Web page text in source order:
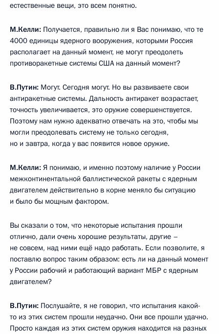
естественные вещи, это всем понятно.
М.Келли: Получается, правильно ли я Вас понимаю, что те
4000 единицы ядерного вооружения, которыми Россия
располагает на данный момент, не могут преодолеть
противоракетные системы США на данный момент?
В.Путин: Могут. Сегодня могут. Но вы развиваете свои
антиракетные системы. Дальность антиракет возрастает,
точность увеличивается, это оружие совершенствуется.
Поэтому нам нужно адекватно отвечать на это, чтобы мы
могли преодолевать систему не только сегодня,
но и завтра, когда у вас появится новое оружие.
М.Келли: Я понимаю, и именно поэтому наличие у России
межконтинентальной баллистической ракеты с ядерным
двигателем действительно в корне меняло бы ситуацию
и было бы мощным фактором.
Вы сказали о том, что некоторые испытания прошли
отлично, дали очень хорошие результаты, другие –
не совсем, над ними ещё надо работать. Если позволите, я
поставлю вопрос таким образом: есть ли на данный момент
у России рабочий и работающий вариант МБР с ядерным
двигателем?
В.Путин: Послушайте, я не говорил, что испытания какой-
то из этих систем прошли неудачно. Они все прошли удачно.
Просто каждая из этих систем оружия находится на разных